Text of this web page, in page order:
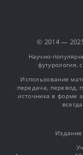
© 2014 —
Научно-
футурология,
Использование
передача, перевод,
источника в форме